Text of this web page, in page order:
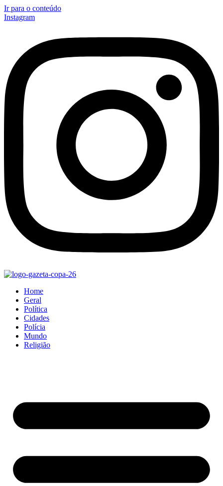
Ir para o conteúdo
Instagram
Home
Geral
Política
Cidades
Polícia
Mundo
Religião